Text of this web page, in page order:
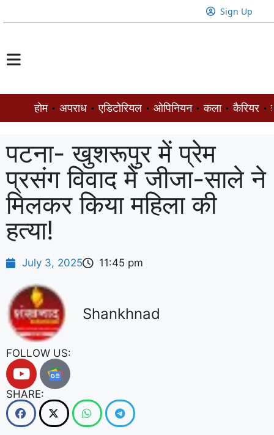
Sign Up
होम अपराध एडिटोरियल ओपिनियन कला कैरियर
पटना- खुशरूपुर में प्रेम
प्रसंग विवाद में जीजा-साले ने
मिलकर किया महिला की
हत्या!
July 3, 2025 11:45 pm
Shankhnad
FOLLOW US:
SHARE: